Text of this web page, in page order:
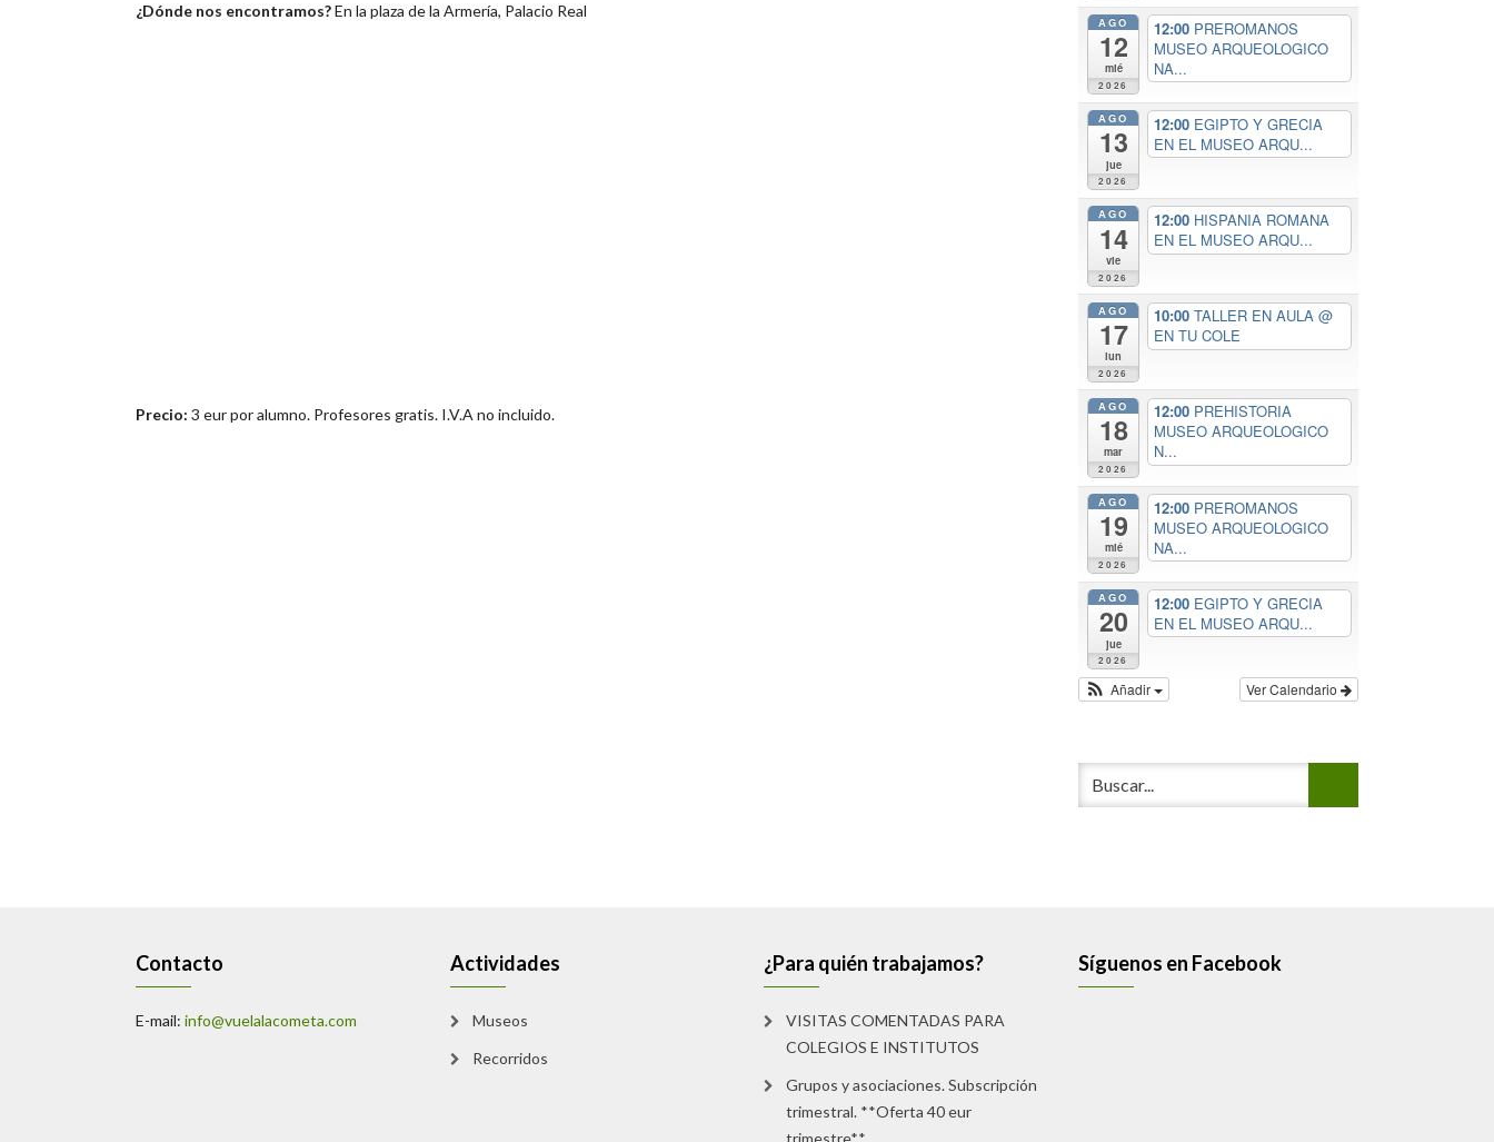
¿Dónde nos encontramos?En la plaza de la Armería, Palacio Real
Precio: 3 eur por alumno. Profesores gratis. I.V.A no incluido.
AGO
12
mié
2026
12:00 PREROMANOS
MUSEO ARQUEOLOGICO
NA...
AGO
13
jue
2026
12:00 EGIPTO Y GRECIA
EN EL MUSEO ARQU...
AGO
14
vie
2026
12:00 HISPANIA ROMANA
EN EL MUSEO ARQU...
AGO
17
lun
2026
10:00TALLER EN AULA@
EN TU COLE
AGO
18
mar
2026
12:00 PREHISTORIA
MUSEO ARQUEOLOGICO
N...
AGO
19
mié
2026
12:00 PREROMANOS
MUSEO ARQUEOLOGICO
NA...
AGO
20
jue
2026
12:00 EGIPTO Y GRECIA
EN EL MUSEO ARQU...
Ver Calendario
Añadir
Contacto
E-mail: info@vuelalacometa.com
Actividades
Museos
Recorridos
¿Para quién trabajamos?
VISITAS COMENTADAS PARA
COLEGIOS E INSTITUTOS
Grupos y asociaciones. Subscripción
trimestral. **Oferta 40 eur
trimestre**
Síguenos en Facebook